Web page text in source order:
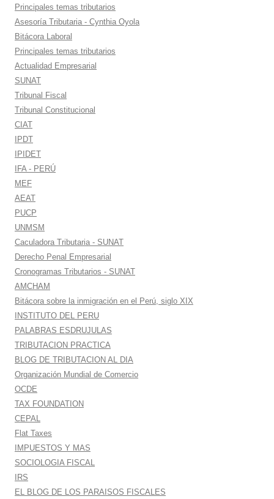
Principales temas tributarios
Asesoría Tributaria - Cynthia Oyola
Bitácora Laboral
Principales temas tributarios
Actualidad Empresarial
SUNAT
Tribunal Fiscal
Tribunal Constitucional
CIAT
IPDT
IPIDET
IFA - PERÚ
MEF
AEAT
PUCP
UNMSM
Caculadora Tributaria - SUNAT
Derecho Penal Empresarial
Cronogramas Tributarios - SUNAT
AMCHAM
Bitácora sobre la inmigración en el Perú, siglo XIX
INSTITUTO DEL PERU
PALABRAS ESDRUJULAS
TRIBUTACION PRACTICA
BLOG DE TRIBUTACION AL DIA
Organización Mundial de Comercio
OCDE
TAX FOUNDATION
CEPAL
Flat Taxes
IMPUESTOS Y MAS
SOCIOLOGIA FISCAL
IRS
EL BLOG DE LOS PARAISOS FISCALES